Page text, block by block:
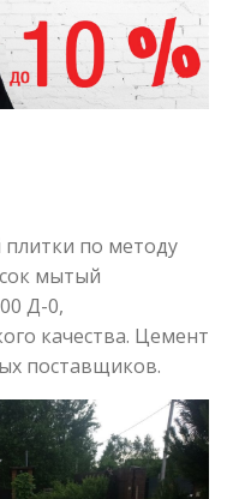
по методу
мытый
Д-0,
качества. Цемент
поставщиков.